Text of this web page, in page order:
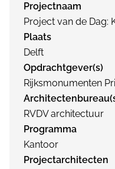
Projectnaam
Project van de Dag:
Plaats
Delft
Opdrachtgever(s)
Rijksmonumenten
RVDV architectuur
Programma
Kantoor
Projectarchitecten